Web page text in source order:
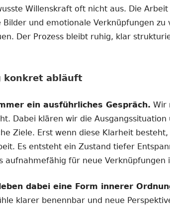
Willenskraft oft nicht aus. Die Arbeit
und emotionale Verknüpfungen zu
Der Prozess bleibt ruhig, klar
konkret abläuft
ein ausführliches Gespräch. Wir
Dabei klären wir die Ausgangssituation
Ziele. Erst wenn diese Klarheit
Es entsteht ein Zustand tiefer
aufnahmefähig für neue Verknüpfungen
dabei eine Form innerer
klarer benennbar und neue